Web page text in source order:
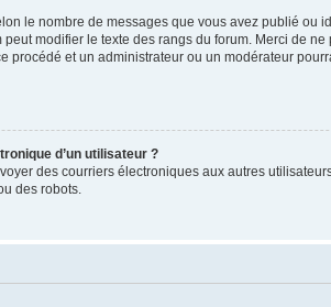
le nombre de messages que vous avez publié ou
modifier le texte des rangs du forum. Merci de
et un administrateur ou un modérateur
d’un utilisateur ?
des courriers électroniques aux autres
des robots.